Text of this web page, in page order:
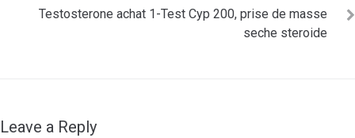
Testosterone achat 1-Test Cyp 200, prise de masse
seche steroide
Leave a Reply